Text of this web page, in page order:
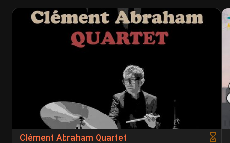
Clément Abraham Quartet